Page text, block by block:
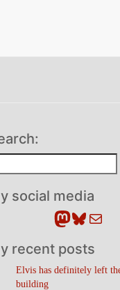
social media
Mastodon
Bluesky
E-Mail
recent posts
Elvis has definitely left
building